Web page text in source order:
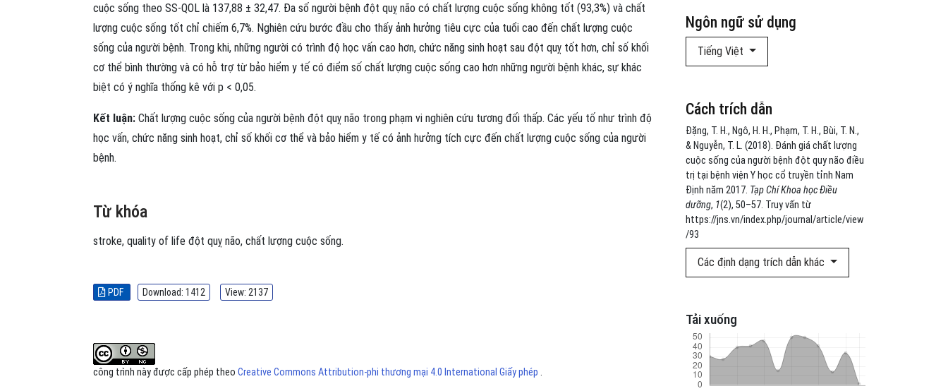
Ngôn ngữ sử dụng
Tiếng Việt
Cách trích dẫn
Đặng, T. H., Ngô, H. H., Phạm, T. H., Bùi, T. N.,
& Nguyễn, T. L. (2018). Đánh giá chất lượng
cuộc sống của người bệnh đột quy não điều
trị tại bệnh viện Y học cổ truyền tỉnh Nam
Định năm 2017. Tạp Chí Khoa học Điều
dưỡng, 1(2), 50–57. Truy vấn từ
https://jns.vn/index.php/journal/article/view
/93
Các định dạng trích dẫn khác
Tải xuống
cuộc sống theo SS-QOL là 137,88 ± 32,47. Đa số người bệnh đột quỵ não có chất lượng cuộc sống không tốt (93,3%) và chất
lượng cuộc sống tốt chỉ chiếm 6,7%. Nghiên cứu bước đầu cho thấy ảnh hưởng tiêu cực của tuổi cao đến chất lượng cuộc
sống của người bệnh. Trong khi, những người có trình độ học vấn cao hơn, chức năng sinh hoạt sau đột quỵ tốt hơn, chỉ số khối
cơ thể bình thường và có hỗ trợ từ bảo hiểm y tế có điểm số chất lượng cuộc sống cao hơn những người bệnh khác, sự khác
biệt có ý nghĩa thống kê với p < 0,05.
Kết luận: Chất lượng cuộc sống của người bệnh đột quỵ não trong phạm vi nghiên cứu tương đối thấp. Các yếu tố như trình độ
học vấn, chức năng sinh hoạt, chỉ số khối cơ thể và bảo hiểm y tế có ảnh hưởng tích cực đến chất lượng cuộc sống của người
bệnh.
Từ khóa
stroke, quality of life đột quỵ não, chất lượng cuộc sống.
PDF Download: 1412 View: 2137
công trình này được cấp phép theo Creative Commons Attribution-phi thương mại 4.0 International Giấy phép .